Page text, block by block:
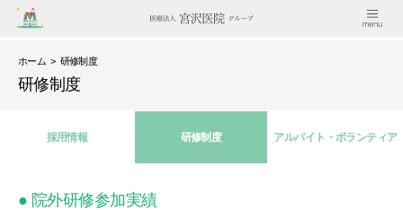
ホーム > 研修制度
研修制度
採用情報 研修制度 アルバイト・ボランティア
● 院外研修参加実績